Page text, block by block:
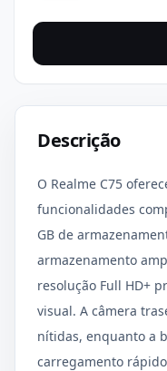
Descrição
O Realme C75
funcionalidades
GB de
armazenamento
resolução Full HD+
visual. A câmera
nítidas, enquanto a
carregamento